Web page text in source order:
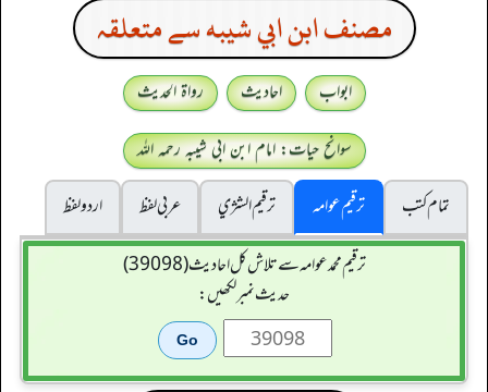
مصنف ابن ابي شيبه سے متعلقہ
ابواب احادیث
رواۃ الحدیث
سوانح حیات: امام ابن ابی شیبہ رحمہ اللہ
تمام کتب
ترقیم عوامہ ترقيم الشژي عربی لفظ
اردو لفظ
ترقیم محمدعوامہ سے تلاش کل احادیث (39098)
حدیث نمبر لکھیں: